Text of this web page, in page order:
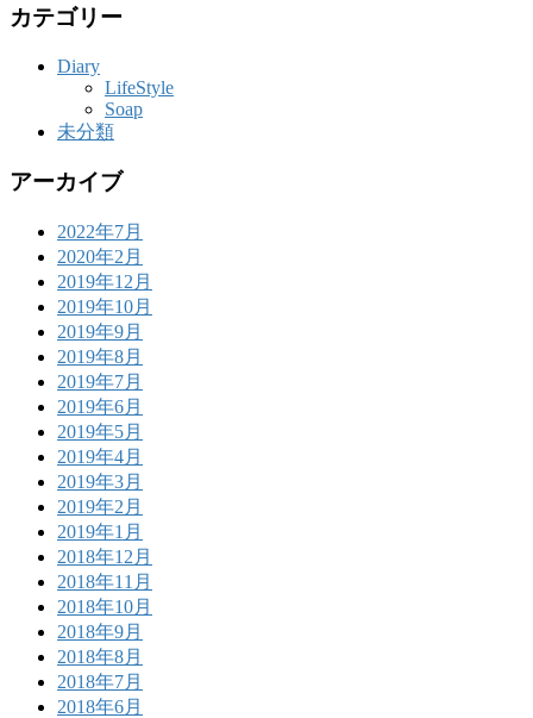
カテゴリー
Diary
LifeStyle
Soap
未分類
アーカイブ
2022年7月
2020年2月
2019年12月
2019年10月
2019年9月
2019年8月
2019年7月
2019年6月
2019年5月
2019年4月
2019年3月
2019年2月
2019年1月
2018年12月
2018年11月
2018年10月
2018年9月
2018年8月
2018年7月
2018年6月